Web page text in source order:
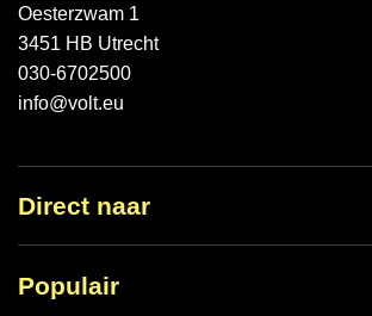
Oesterzwam 1
3451 HB Utrecht
030-6702500
info@volt.eu
Direct naar
Populair